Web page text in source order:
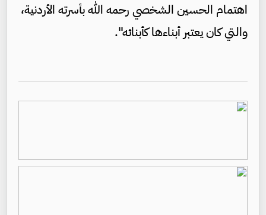
اهتمام الحسين الشخصي رحمه الله بأسرته الأردنية،
والتي كان يعتبر أبناءها كأبنائه".